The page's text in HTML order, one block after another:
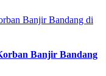
Banjir Bandang